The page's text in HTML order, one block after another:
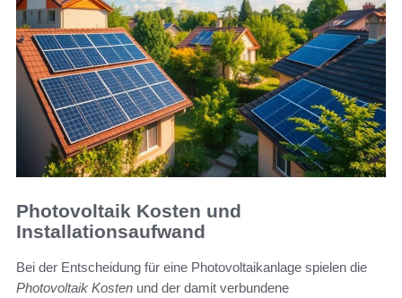
Photovoltaik Kosten und
Installationsaufwand
Bei der Entscheidung für eine Photovoltaikanlage spielen die
Photovoltaik Kosten und der damit verbundene